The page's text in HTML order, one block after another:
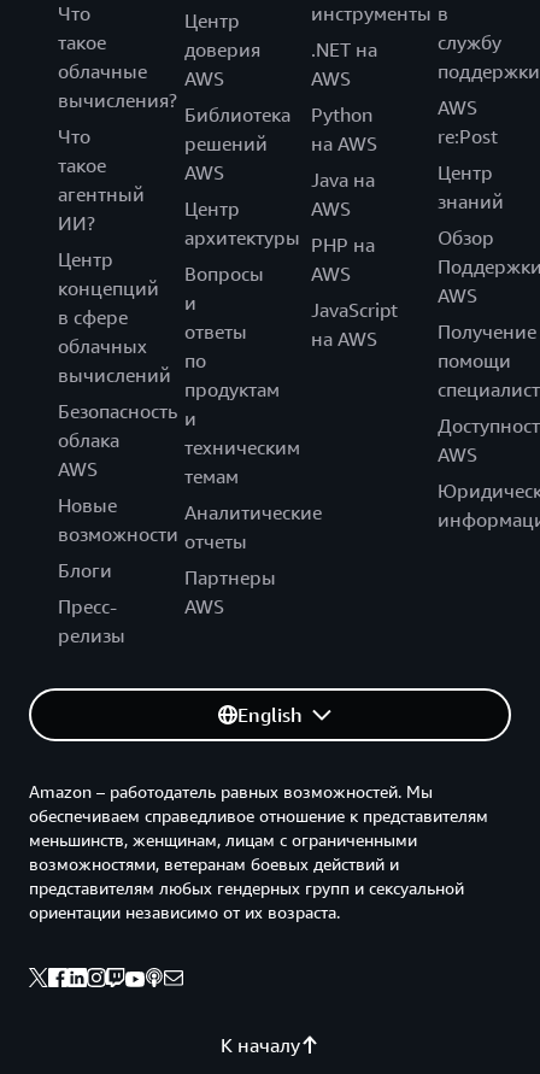
Что
такое
облачные
вычисления?
Что
такое
агентный
ИИ?
Центр
концепций
в сфере
облачных
вычислений
Безопасность
облака
AWS
Новые
возможности
Блоги
Пресс-
релизы
Центр
доверия
AWS
Библиотека
решений
AWS
Центр
архитектуры
Вопросы
и
ответы
по
продуктам
и
техническим
темам
Аналитические
отчеты
Партнеры
AWS
инструменты
.NET на
AWS
Python
на AWS
Java на
AWS
PHP на
AWS
JavaScript
на AWS
в
службу
поддержки
AWS
re:Post
Центр
знаний
Обзор
AWS
Получение
помощи
AWS
English
К началу
Amazon – работодатель равных возможностей. Мы
обеспечиваем справедливое отношение к представителям
меньшинств, женщинам, лицам с ограниченными
возможностями, ветеранам боевых действий и
представителям любых гендерных групп и сексуальной
ориентации независимо от их возраста.